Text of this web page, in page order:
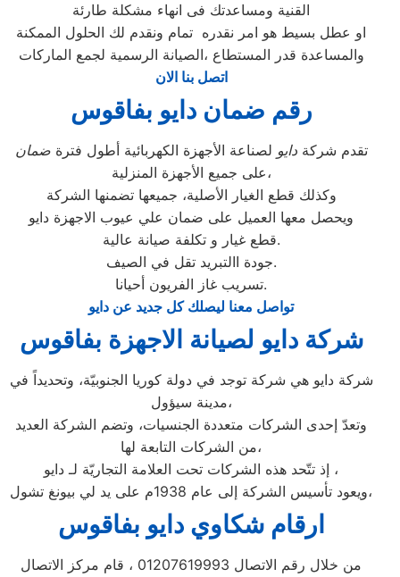
القنية ومساعدتك فى انهاء مشكلة طارئة
او عطل بسيط هو امر نقدره تمام ونقدم لك الحلول الممكنة
والمساعدة قدر المستطاع ،الصيانة الرسمية لجمع الماركات
اتصل بنا الان
رقم ضمان دايو بفاقوس
تقدم شركةدايو لصناعة الأجهزة الكهربائية أطول فترةضمان
على جميع الأجهزة المنزلية،
وكذلك قطع الغيار الأصلية، جميعها تضمنها الشركة
ويحصل معها العميل على ضمان علي عيوب الاجهزة دايو
قطع غيار و تكلفة صيانة عالية.
جودة االتبريد تقل في الصيف.
تسريب غاز الفريون أحيانا.
تواصل معنا ليصلك كل جديد عن دايو
شركة دايو لصيانة الاجهزة بفاقوس
شركة دايو هي شركة توجد في دولة كوريا الجنوبيّة، وتحديداً في
مدينة سيؤول،
وتعدّ إحدى الشركات متعددة الجنسيات، وتضم الشركة العديد
من الشركات التابعة لها،
إذ تتّحد هذه الشركات تحت العلامة التجاريّة لـ دايو ،
ويعود تأسيس الشركة إلى عام 1938م على يد لي بيونغ تشول،
ارقام شكاوي دايو بفاقوس
من خلال رقم الاتصال 01207619993 ، قام مركز الاتصال